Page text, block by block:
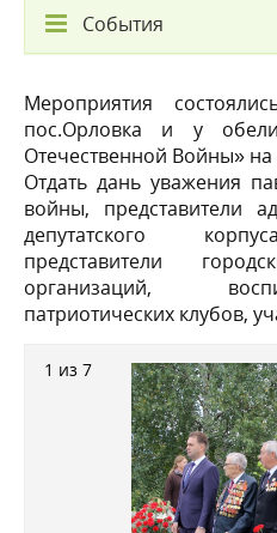
События
Мероприятия
пос.Орловка и у
Отечественной Войны»
Отдать дань уважения
войны, представители
депутатского
представители
организаций,
патриотических клубов,
1 из 7